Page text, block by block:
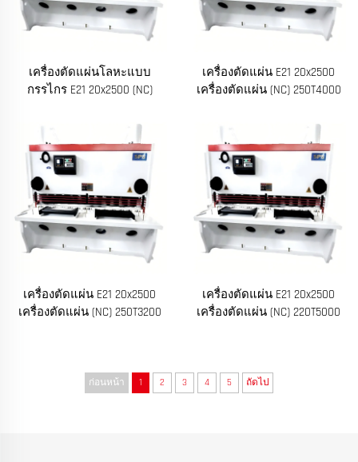
เครื่องตัดแผ่นโลหะแบบ
กรรไกร E21 20x2500 (NC)
เครื่องตัดแผ่น E21 20x2500
เครื่องตัดแผ่น (NC) 250T4000
เครื่องตัดแผ่น E21 20x2500
เครื่องตัดแผ่น (NC) 250T3200
เครื่องตัดแผ่น E21 20x2500
เครื่องตัดแผ่น (NC) 220T5000
ก่อนหน้า 1 2 3 4 5 ถัดไป